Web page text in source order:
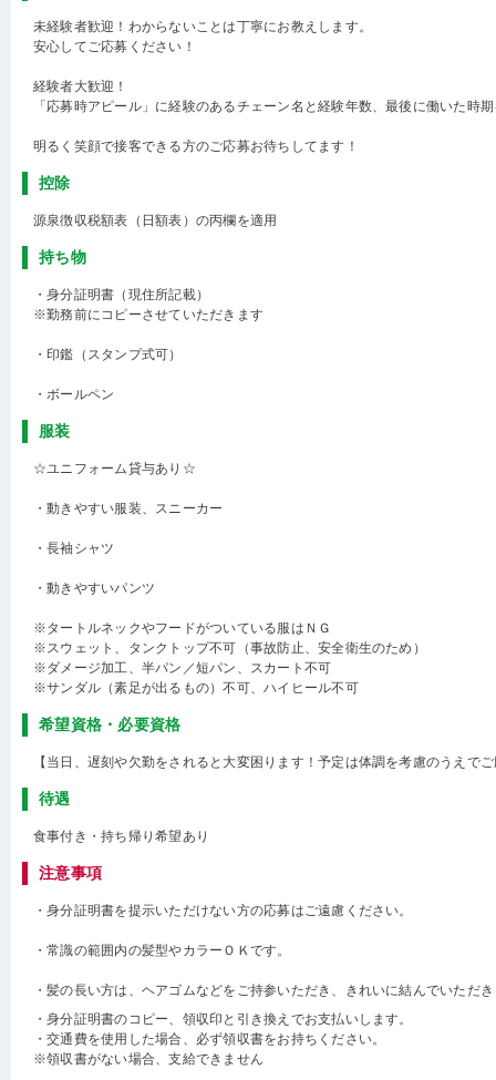
未経験者歓迎！わからないことは丁寧にお教えします。
安心してご応募ください！
経験者大歓迎！
「応募時アピール」に経験のあるチェーン名と経験年数、最後に働いた時
明るく笑顔で接客できる方のご応募お待ちしてます！
控除
源泉徴収税額表（日額表）の丙欄を適用
持ち物
・身分証明書（現住所記載）
※勤務前にコピーさせていただきます
・印鑑（スタンプ式可）
・ボールペン
服装
☆ユニフォーム貸与あり☆
・動きやすい服装、スニーカー
・長袖シャツ
・動きやすいパンツ
※タートルネックやフードがついている服はＮＧ
※スウェット、タンクトップ不可（事故防止、安全衛生のため）
※ダメージ加工、半パン／短パン、スカート不可
※サンダル（素足が出るもの）不可、ハイヒール不可
希望資格・必要資格
【当日、遅刻や欠勤をされると大変困ります！予定は体調を考慮のうえで
待遇
食事付き・持ち帰り希望あり
注意事項
・身分証明書を提示いただけない方の応募はご遠慮ください。
・常識の範囲内の髪型やカラーＯＫです。
・髪の長い方は、ヘアゴムなどをご持参いただき、きれいに結んでいただ
・身分証明書のコピー、領収印と引き換えでお支払いします。
・交通費を使用した場合、必ず領収書をお持ちください。
※領収書がない場合、支給できません